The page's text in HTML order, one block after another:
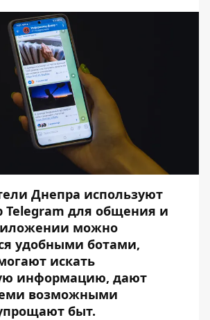
Днепра используют
Telegram для общения и
можно
удобными ботами,
искать
информацию, дают
возможными
быт.